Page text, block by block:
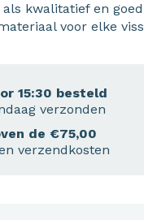
kwalitatief en
voor elke
15:30 besteld
verzonden
de €75,00
verzendkosten